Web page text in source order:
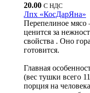
20.00 С НДС
Лпх «КосДарЯна»
Перепелиное мясо
ценится за
свойства . Оно
готовится.
Главная
(вес тушки всего
порция на